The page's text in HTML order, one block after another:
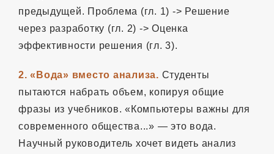
предыдущей. Проблема (гл. 1) -> Решение
через разработку (гл. 2) -> Оценка
эффективности решения (гл. 3).
2. «Вода» вместо анализа. Студенты
пытаются набрать объем, копируя общие
фразы из учебников. «Компьютеры важны для
современного общества...» — это вода.
Научный руководитель хочет видеть анализ